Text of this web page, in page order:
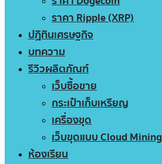
ราคา Ripple (XRP)
ปฏิทินเศรษฐกิจ
บทความ
รีวิวผลิตภัณฑ์
เว็บซื้อขาย
กระเป๋าเก็บเหรียญ
เครื่องขุด
เว็บขุดแบบ Cloud Mining
ห้องเรียน